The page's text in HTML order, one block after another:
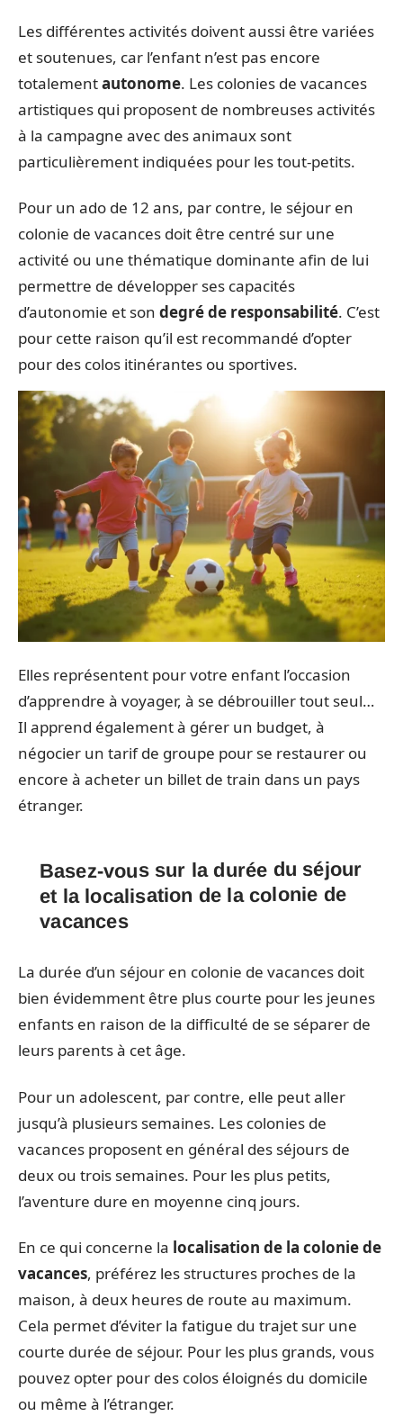
Les différentes activités doivent aussi être variées
et soutenues, car l’enfant n’est pas encore
totalementautonome. Les colonies de vacances
artistiques qui proposent de nombreuses activités
à la campagne avec des animaux sont
particulièrement indiquées pour les tout-petits.
Pour un ado de 12 ans, par contre, le séjour en
colonie de vacances doit être centré sur une
activité ou une thématique dominante afin de lui
permettre de développer ses capacités
d’autonomie et son degré de responsabilité. C’est
pour cette raison qu’il est recommandé d’opter
pour des colos itinérantes ou sportives.
Elles représentent pour votre enfant l’occasion
d’apprendre à voyager, à se débrouiller tout seul…
Il apprend également à gérer un budget, à
négocier un tarif de groupe pour se restaurer ou
encore à acheter un billet de train dans un pays
étranger.
Basez-vous sur la durée du séjour
et la localisation de la colonie de
vacances
La durée d’un séjour en colonie de vacances doit
bien évidemment être plus courte pour les jeunes
enfants en raison de la difficulté de se séparer de
leurs parents à cet âge.
Pour un adolescent, par contre, elle peut aller
jusqu’à plusieurs semaines. Les colonies de
vacances proposent en général des séjours de
deux ou trois semaines. Pour les plus petits,
l’aventure dure en moyenne cinq jours.
En ce qui concerne la localisation de la colonie de
vacances, préférez les structures proches de la
maison, à deux heures de route au maximum.
Cela permet d’éviter la fatigue du trajet sur une
courte durée de séjour. Pour les plus grands, vous
pouvez opter pour des colos éloignés du domicile
ou même à l’étranger.